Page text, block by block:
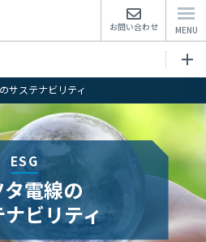
お問い合わせ
サステナビリティ
ESG
電線の
ビリティ